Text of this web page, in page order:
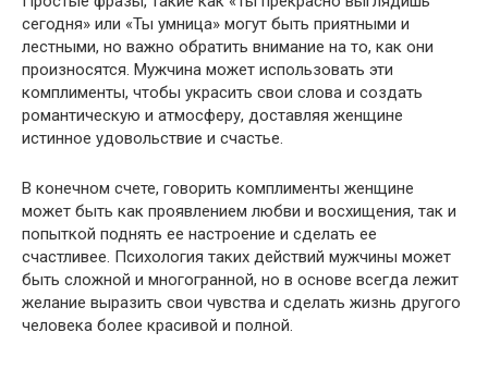
сегодня» или «Ты умница» могут быть приятными и
лестными, но важно обратить внимание на то, как они
произносятся. Мужчина может использовать эти
комплименты, чтобы украсить свои слова и создать
романтическую и атмосферу, доставляя женщине
истинное удовольствие и счастье.
В конечном счете, говорить комплименты женщине
может быть как проявлением любви и восхищения, так и
попыткой поднять ее настроение и сделать ее
счастливее. Психология таких действий мужчины может
быть сложной и многогранной, но в основе всегда лежит
желание выразить свои чувства и сделать жизнь другого
человека более красивой и полной.